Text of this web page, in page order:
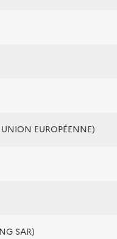
EUROPÉENNE)
SAR)